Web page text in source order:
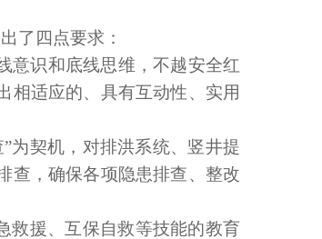
了四点要求：
意识和底线思维，不越安全红
相适应的、具有互动性、实用
为契机，对排洪系统、竖井提
查，确保各项隐患排查、整改
救援、互保自救等技能的教育